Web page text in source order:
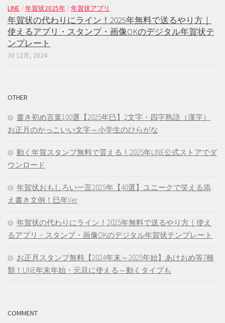
LINE / 年賀状2025年 / 年賀状アプリ
年賀状の代わりにライン！2025年無料で送るやり方｜
使えるアプリ・スタンプ・画像OKのデジタル年賀状テ
ンプレート
30 12月, 2024
OTHER
書き初め言葉100選【2025年巳】2文字・四字熟語（漢字）
お正月のかっこいい文字～小学生のひらがな
動く年賀スタンプ無料で貰える！2025年LINE公式ストアでダ
ウンロード
年賀状おもしろい一言2025年【40選】ユニークで笑える添
え書き文例！巳年Ver
年賀状の代わりにライン！2025年無料で送るやり方｜使え
るアプリ・スタンプ・画像OKのデジタル年賀状テンプレート
お正月スタンプ無料【2024年末～2025年始】あけおめ等7種
類！LINE年末年始・元旦に使える～動くタイプも
COMMENT